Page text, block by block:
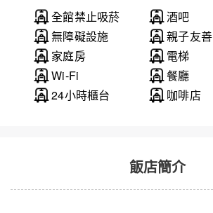
全館禁止吸菸
酒吧
無障礙設施
親子友善
家庭房
電梯
Wi-Fi
餐廳
24小時櫃台
咖啡店
飯店簡介